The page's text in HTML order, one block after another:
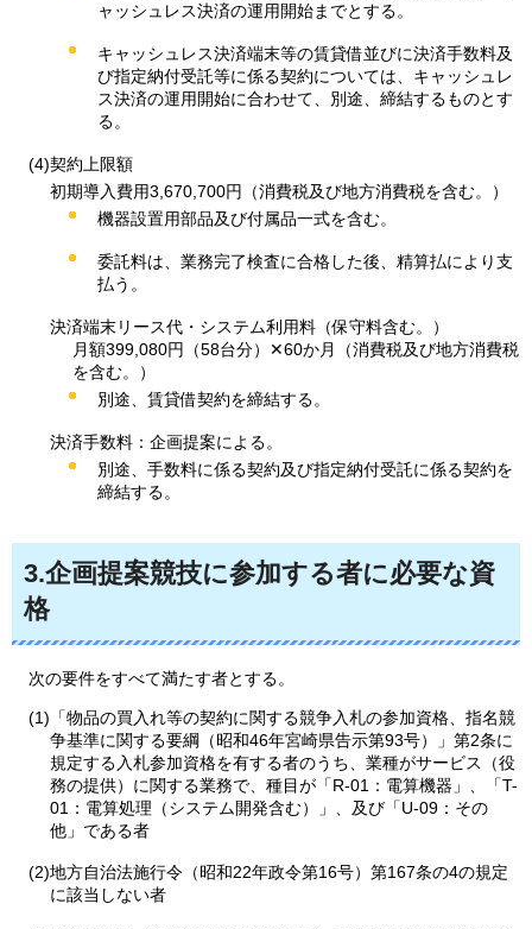
ャッシュレス決済の運用開始までとする。
キャッシュレス決済端末等の賃貸借並びに決済手数料及
び指定納付受託等に係る契約については、キャッシュレ
ス決済の運用開始に合わせて、別途、締結するものとす
る。
(4)契約上限額
初期導入費用3,670,700円（消費税及び地方消費税を含む。）
機器設置用部品及び付属品一式を含む。
委託料は、業務完了検査に合格した後、精算払により支
払う。
決済端末リース代・システム利用料（保守料含む。）
月額399,080円（58台分）✕60か月（消費税及び地方消費税
を含む。）
別途、賃貸借契約を締結する。
決済手数料：​​​企画提案による。
別途、手数料に係る契約及び指定納付受託に係る契約を
締結する。
3.企画提案競技に参加する者に必要な資
格
次の要件をすべて満たす者とする。
(1)「物品の買入れ等の契約に関する競争入札の参加資格、指名競
争基準に関する要綱（昭和46年宮崎県告示第93号）」第2条に
規定する入札参加資格を有する者のうち、業種がサービス（役
務の提供）に関する業務で、種目が「R-01：電算機器」、「T-
01：電算処理（システム開発含む）」、及び「U-09：その
他」である者
(2)地方自治法施行令（昭和22年政令第16号）第167条の4の規定
に該当しない者